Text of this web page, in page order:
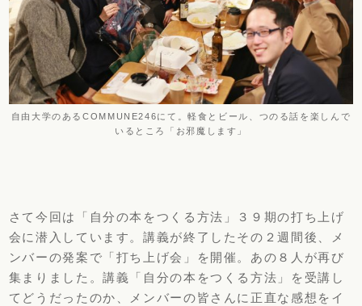
自由大学のあるCOMMUNE246にて。軽食とビール、つのる話を楽しんで
いるところ「お邪魔します」
さて今回は「自分の本をつくる方法」３９期の打ち上げ
会に潜入しています。講義が終了したその２週間後、メ
ンバーの発案で「打ち上げ会」を開催。あの８人が再び
集まりました。講義「自分の本をつくる方法」を受講し
てどうだったのか、メンバーの皆さんに正直な感想をイ